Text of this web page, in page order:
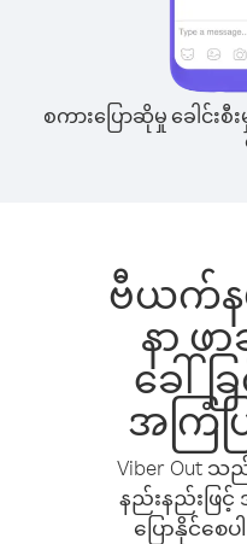
စကားပြောဆိုမှု ခေါင်းစီ
ဗီယက်န
နာ ဖ
ခေါ်
အကြံပ
Viber Out
နည်းနည်းဖြင့်
ပြောနိုင်စ